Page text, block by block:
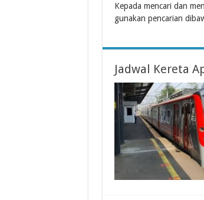
Kepada mencari dan
gunakan pencarian
Jadwal Kereta